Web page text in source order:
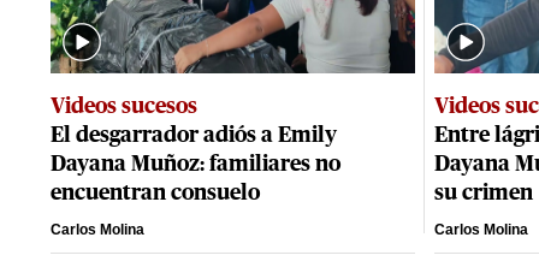
Videos sucesos
El desgarrador adiós a Emily
Dayana Muñoz: familiares no
encuentran consuelo
Carlos Molina
Videos
Entre
Dayana
su crimen
Carlos Molina